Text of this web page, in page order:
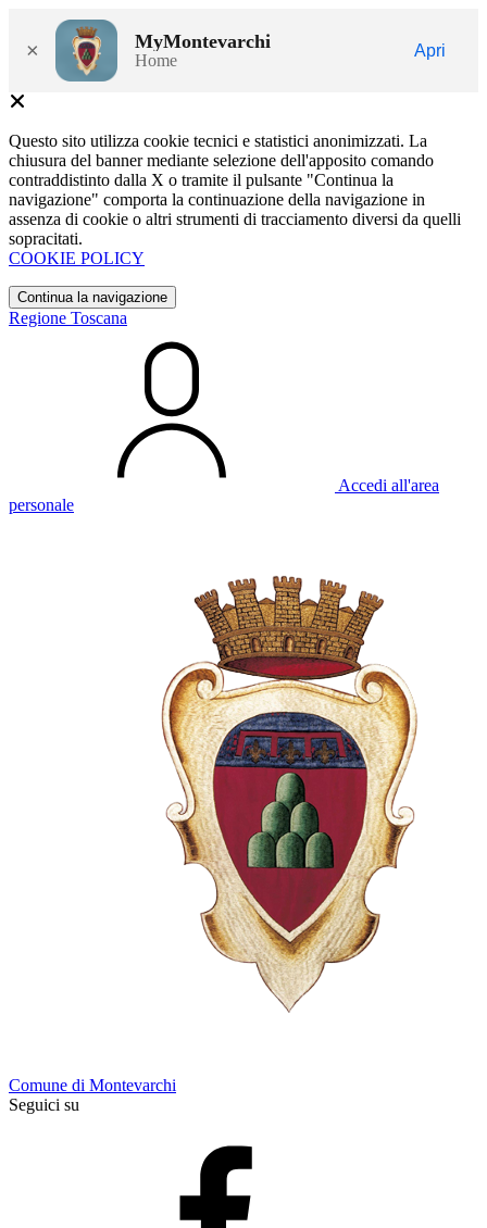
× MyMontevarchi
Home
Apri
Questo sito utilizza cookie tecnici e statistici anonimizzati. La
chiusura del banner mediante selezione dell'apposito comando
contraddistinto dalla X o tramite il pulsante "Continua la
navigazione" comporta la continuazione della navigazione in
assenza di cookie o altri strumenti di tracciamento diversi da quelli
sopracitati.
COOKIE POLICY
Continua la navigazione
Regione Toscana
Accedi all'area
personale
Comune di Montevarchi
Seguici su